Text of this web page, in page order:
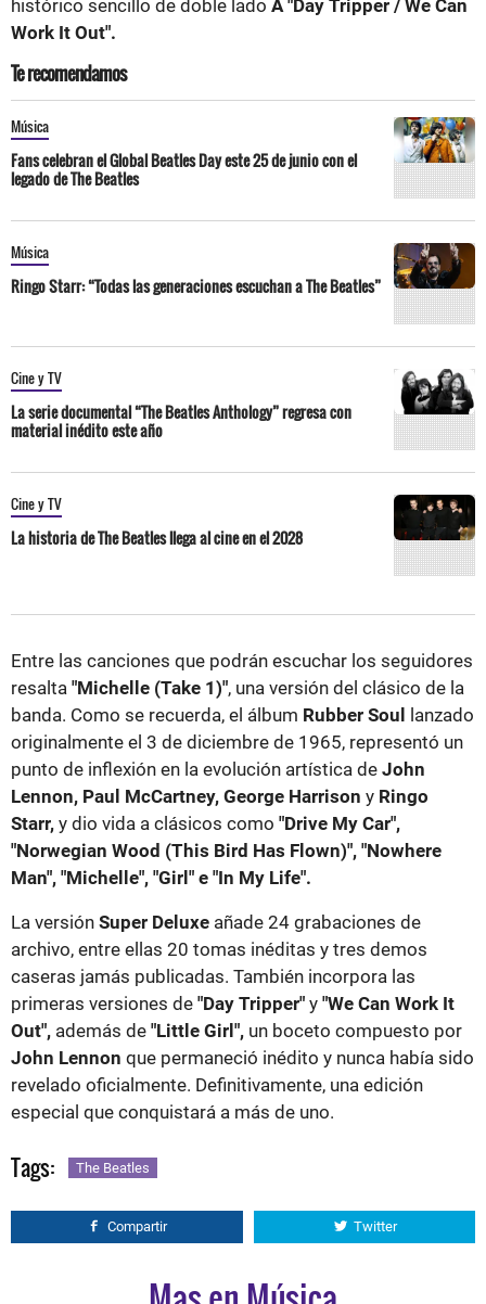
histórico sencillo de doble lado A "Day Tripper / We Can
Work It Out".
Te recomendamos
Música
Fans celebran el Global Beatles Day este 25 de junio con el
legado de The Beatles
Música
Ringo Starr: “Todas las generaciones escuchan a The Beatles”
Cine y TV
La serie documental “The Beatles Anthology” regresa con
material inédito este año
Cine y TV
La historia de The Beatles llega al cine en el 2028
Entre las canciones que podrán escuchar los seguidores
resalta "Michelle (Take 1)", una versión del clásico de la
banda. Como se recuerda, el álbum Rubber Soul
lanzado
originalmente el 3 de diciembre de 1965, representó un
punto de inflexión en la evolución artística de John
Lennon, Paul McCartney, George Harrison y Ringo
Starr, y dio vida a clásicos como "Drive My Car",
"Norwegian Wood (This Bird Has Flown)", "Nowhere
Man", "Michelle", "Girl" e "In My Life".
La versión Super Deluxe añade 24 grabaciones de
archivo, entre ellas 20 tomas inéditas y tres demos
caseras jamás publicadas. También incorpora las
primeras versiones de "Day Tripper" y "We Can Work It
Out", además de "Little Girl", un boceto compuesto por
John Lennon que permaneció inédito y nunca había sido
revelado oficialmente. Definitivamente, una edición
especial que conquistará a más de uno.
Tags: The Beatles
Compartir Twitter